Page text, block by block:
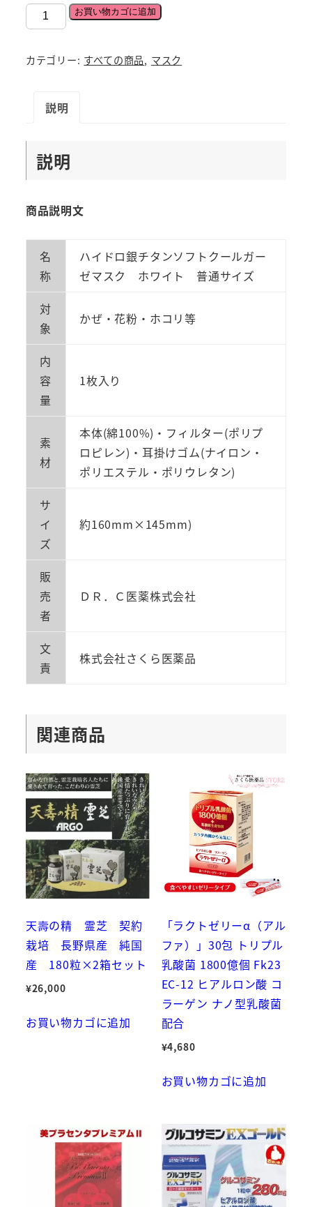
イ
ト
ク
ク
プ
ズ
ホ
ィ
タ
―
洗
濯
オ
ー
ケ
ー
体
花
粉
ウ
ル
お買い物カゴに追加
カテゴリー: すべての商品, マスク
説明
説明
商品説明文
名
称
ハイドロ銀チタンソフトクールガー
ゼマスク ホワイト 普通サイズ
対
象
かぜ・花粉・ホコリ等
内
容
量
1枚入り
素
材
本体(綿100%)・フィルター(ポリプ
ロピレン)・耳掛けゴム(ナイロン・
ポリエステル・ポリウレタン)
サ
イ
ズ
約160mm×145mm)
販
売
者
ＤＲ．Ｃ医薬株式会社
文
責
株式会社さくら医薬品
関連商品
天壽の精 霊芝 契約
栽培 長野県産 純国
産 180粒×2箱セット
¥26,000
お買い物カゴに追加
「ラクトゼリーα（アル
ファ）」30包 トリプル
乳酸菌 1800億個 Fk23
EC-12 ヒアルロン酸 コ
ラーゲン ナノ型乳酸菌
配合
¥4,680
お買い物カゴに追加